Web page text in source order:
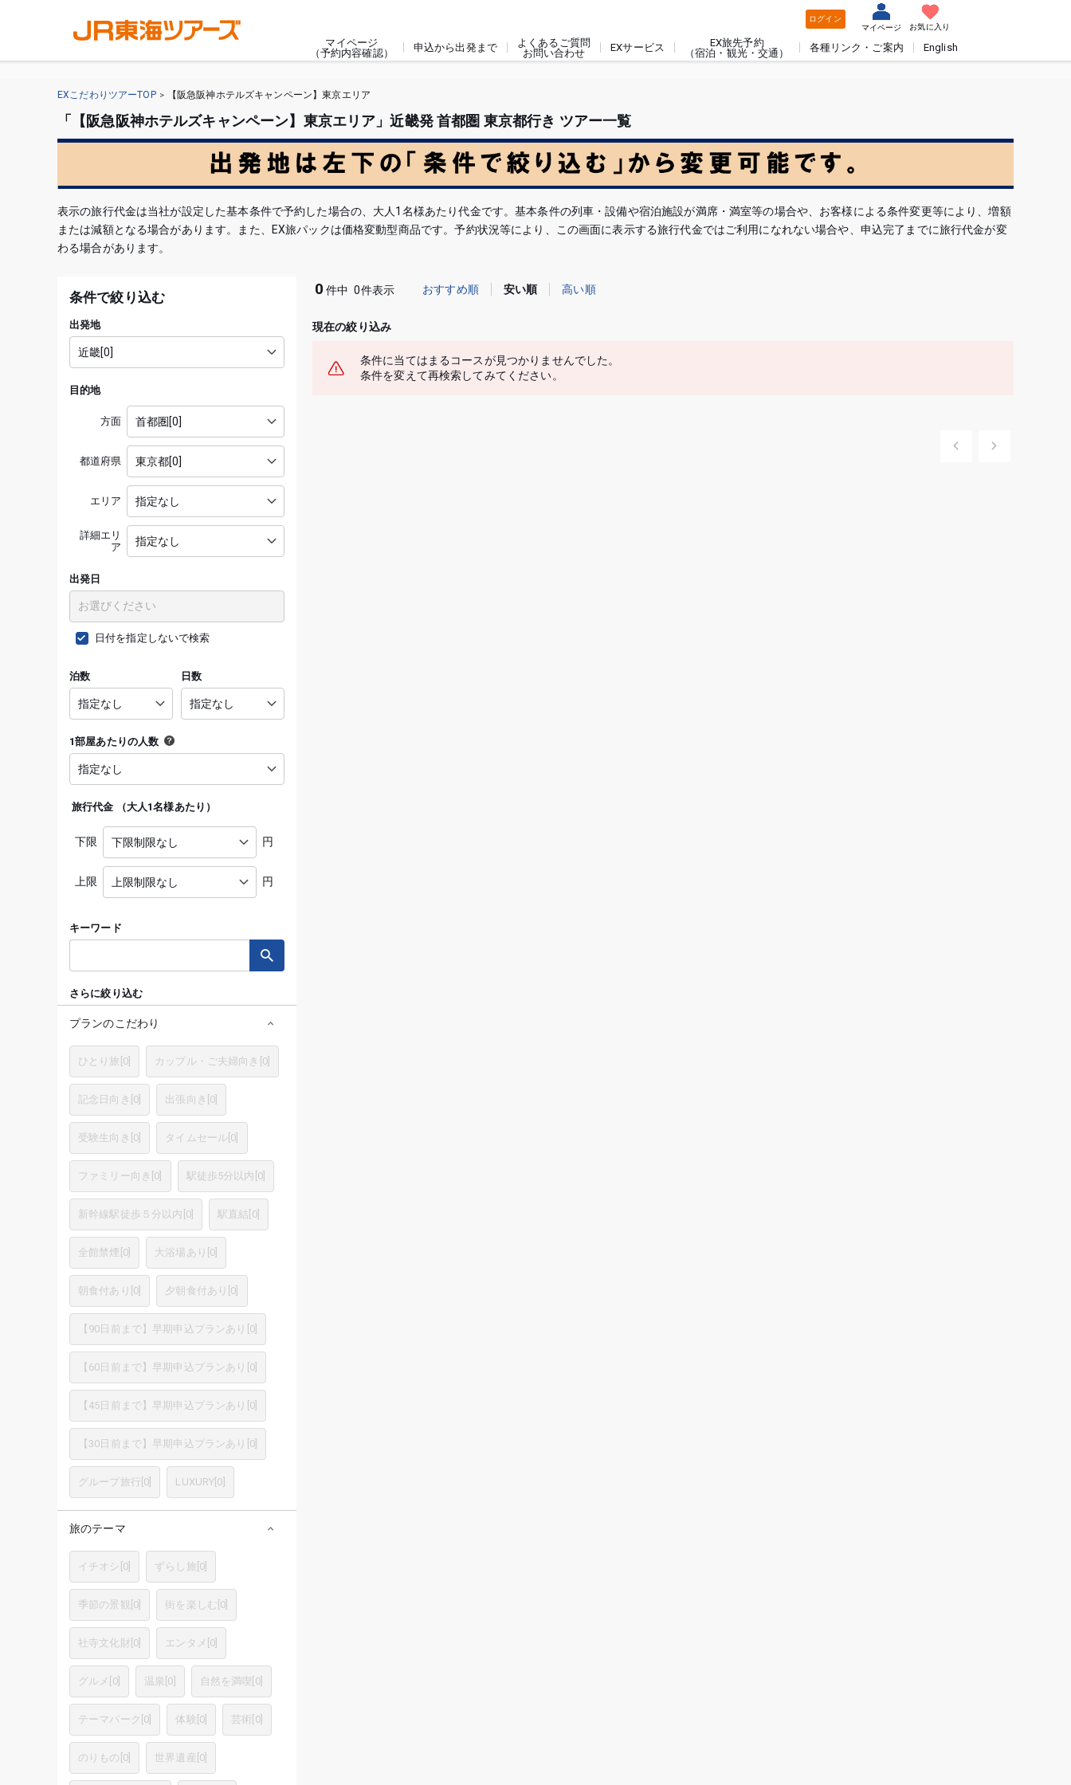
ログイン
マイページ
お気に入り
マイページ
（予約内容確認）
申込から出発まで
よくあるご質問
お問い合わせ
EXサービス
EX旅先予約
（宿泊・観光・交通）
各種リンク・ご案内 English
EXこだわりツアーTOP 【阪急阪神ホテルズキャンペーン】東京エリア
「【阪急阪神ホテルズキャンペーン】東京エリア」近畿発 首都圏 東京都行き ツアー一覧
表示の旅行代金は当社が設定した基本条件で予約した場合の、大人1名様あたり代金です。基本条件の列車・設備や宿泊施設が満席・満室等の場合や、お客様による条件変更等により、増額
または減額となる場合があります。また、EX旅パックは価格変動型商品です。予約状況等により、この画面に表示する旅行代金ではご利用になれない場合や、申込完了までに旅行代金が変
わる場合があります。
条件で絞り込む
出発地
目的地
方面
都道府県
エリア
詳細エリ
ア
出発日
日付を指定しないで検索
泊数 日数
1部屋あたりの人数
旅行代金 （大人1名様あたり ）
下限 円
上限 円
キーワード
さらに絞り込む
プランのこだわり
ひとり旅 0] カップル・ご夫婦向き 0]
記念日向き 0 出張向き 0
受験生向き 0 タイムセール 0
ファミリー向き 0 駅徒歩5分以内 0]
新幹線駅徒歩５分以内 0] 駅直結 0]
全館禁煙 0] 大浴場あり 0
朝食付あり 0 夕朝食付あり 0
【90日前まで】早期申込プランあり 0]
【60日前まで】早期申込プランあり 0]
【45日前まで】早期申込プランあり 0]
【30日前まで】早期申込プランあり 0]
グループ旅行 0 LUXURY 0
旅のテーマ
イチオシ 0] ずらし旅 0
季節の景観 0 街を楽しむ 0
社寺文化財 0 エンタメ 0
グルメ 0] 温泉 0 自然を満喫 0]
テーマパーク 0 体験 0 芸術 0]
のりもの 0] 世界遺産 0
現在の絞り込み
0 件中 0件表示 おすすめ順 安い順 高い順
条件に当てはまるコースが見つかりませんでした。
条件を変えて再検索してみてください。